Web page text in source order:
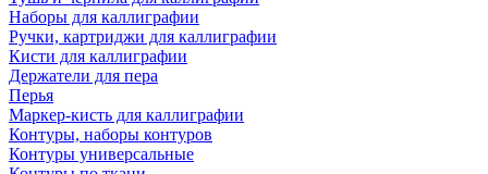
Наборы для каллиграфии
Ручки, картриджи для каллиграфии
Кисти для каллиграфии
Держатели для пера
Перья
Маркер-кисть для каллиграфии
Контуры, наборы контуров
Контуры универсальные